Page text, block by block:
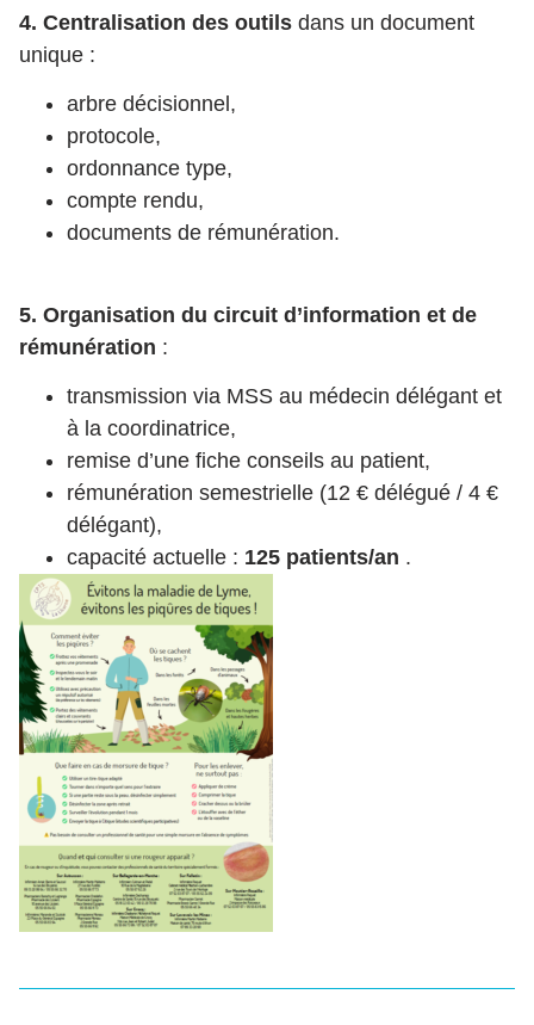
4. Centralisation des outils dans un document
unique :
arbre décisionnel,
protocole,
ordonnance type,
compte rendu,
documents de rémunération.
5. Organisation du circuit d’information et de
rémunération :
transmission via MSS au médecin délégant et
à la coordinatrice,
remise d’une fiche conseils au patient,
rémunération semestrielle (12 € délégué / 4 €
délégant),
capacité actuelle : 125 patients/an .